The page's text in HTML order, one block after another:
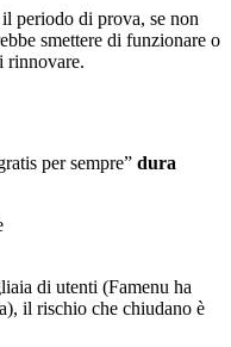
periodo di prova, se non
smettere di funzionare o
rinnovare.
per sempre” dura
di utenti (Famenu ha
il rischio che chiudano è